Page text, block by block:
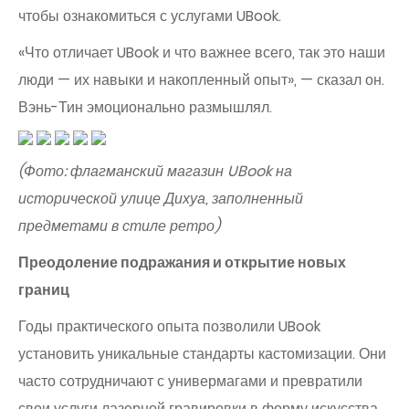
чтобы ознакомиться с услугами UBook.
«Что отличает UBook и что важнее всего, так это наши
люди — их навыки и накопленный опыт», — сказал он.
Вэнь-Тин эмоционально размышлял.
(Фото: флагманский магазин UBook на
исторической улице Дихуа, заполненный
предметами в стиле ретро)
Преодоление подражания и открытие новых
границ
Годы практического опыта позволили UBook
установить уникальные стандарты кастомизации. Они
часто сотрудничают с универмагами и превратили